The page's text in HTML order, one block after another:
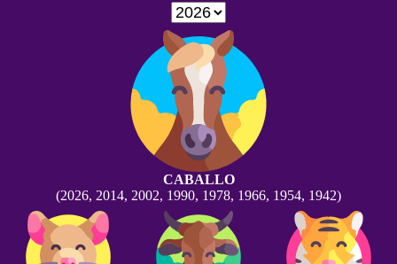
CABALLO
(2026, 2014, 2002, 1990, 1978, 1966, 1954, 1942)